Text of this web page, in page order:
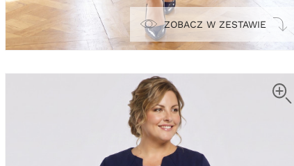
ZOBACZ W ZESTAWIE